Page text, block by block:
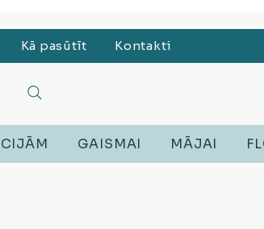
Kā pasūtīt Kontakti
GAISMAI MĀJAI